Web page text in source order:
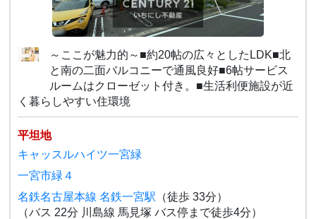
～ここが魅力的～■約20帖の広々としたLDK■北
と南の二面バルコニーで通風良好■6帖サービス
ルームはクローゼット付き。■生活利便施設が近
く暮らしやすい住環境
平坦地
キャッスルハイツ一宮緑
一宮市緑４
名鉄名古屋本線 名鉄一宮駅 （徒歩 33分）
（バス 22分 川島線 馬見塚 バス停まで徒歩4分）